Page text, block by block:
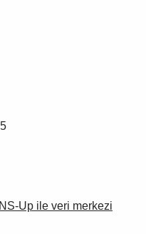
Up ile veri merkezi